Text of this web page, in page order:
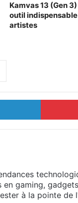
Kamvas 13 (Gen
outil
artistes
Linkedin
en gaming,
à la pointe de